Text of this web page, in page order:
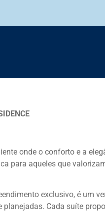
onde o conforto e a
para aqueles que
exclusivo, é um
Cada suíte